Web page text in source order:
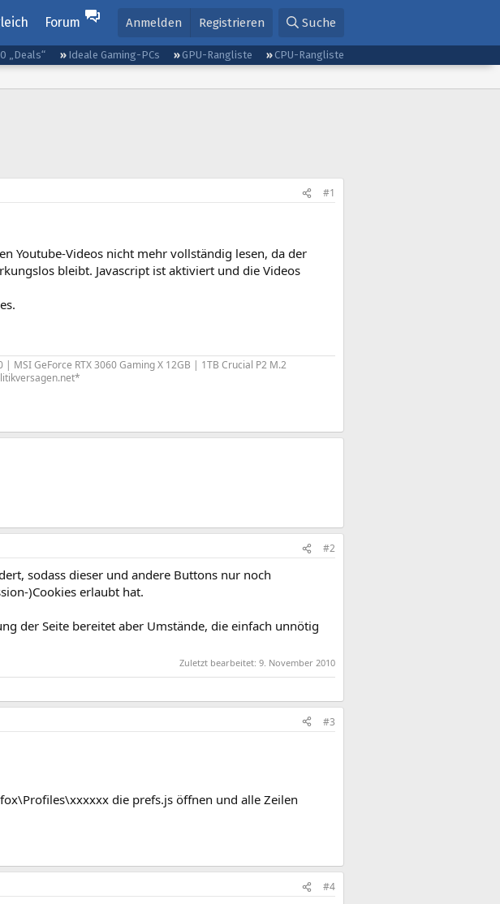
Forum Anmelden Registrieren Suche
„Deals“ Ideale Gaming-PCs GPU-Rangliste
CPU-Rangliste
#1
Youtube-Videos nicht mehr vollständig lesen, da der
bleibt. Javascript ist aktiviert und die Videos
MSI GeForce RTX 3060 Gaming X 12GB | 1TB Crucial P2 M.2
#2
sodass dieser und andere Buttons nur noch
)Cookies erlaubt hat.
der Seite bereitet aber Umstände, die einfach unnötig
Zuletzt bearbeitet: 9. November 2010
#3
die prefs.js öffnen und alle Zeilen
#4